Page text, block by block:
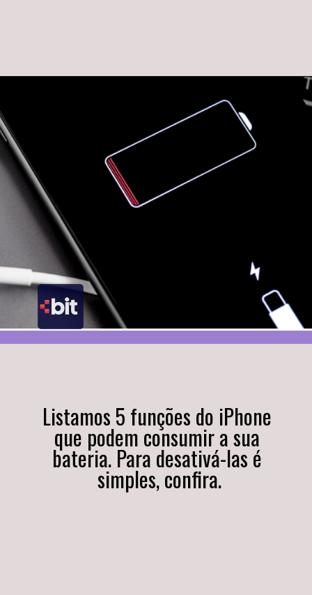
Listamos 5 funções do iPhone
que podem consumir a sua
bateria. Para desativá-las é
simples, confira.